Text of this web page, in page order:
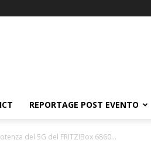
REPORTAGE POST EVENTO
del 5G del FRITZ!Box 6860...